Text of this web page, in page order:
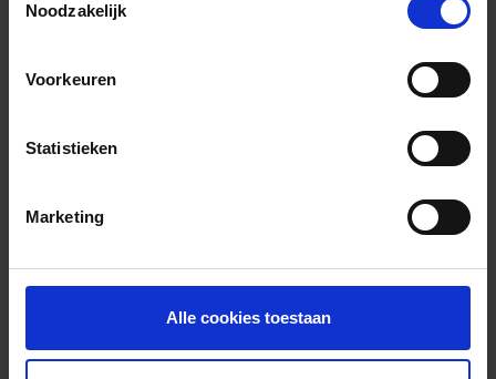
Noodzakelijk
Voorkeuren
Statistieken
Marketing
Alle cookies toestaan